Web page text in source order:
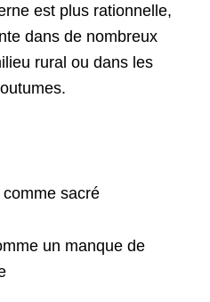
est plus rationnelle,
dans de nombreux
rural ou dans les
sacré
un manque de